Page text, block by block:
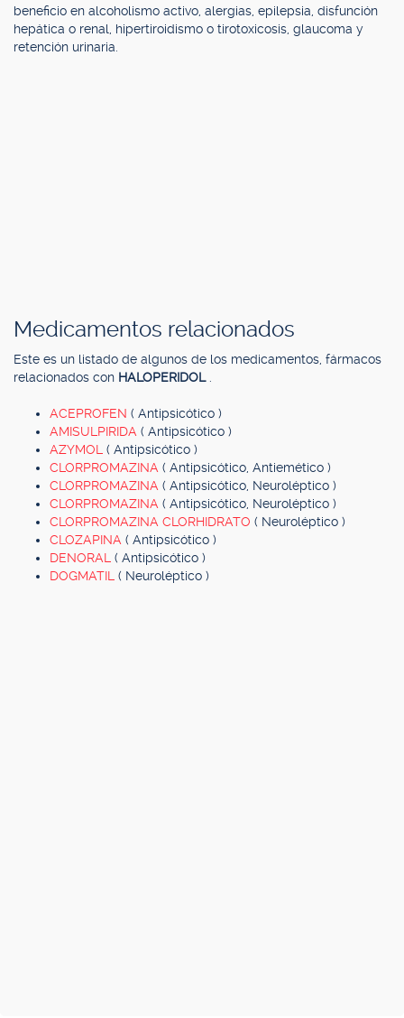
beneficio en alcoholismo activo, alergias, epilepsia, disfunción
hepática o renal, hipertiroidismo o tirotoxicosis, glaucoma y
retención urinaria.
Medicamentos relacionados
Este es un listado de algunos de los medicamentos, fármacos
relacionados con HALOPERIDOL
ACEPROFEN ( Antipsicótico )
AMISULPIRIDA ( Antipsicótico )
AZYMOL ( Antipsicótico )
CLORPROMAZINA ( Antipsicótico, Antiemético )
CLORPROMAZINA ( Antipsicótico, Neuroléptico )
CLORPROMAZINA ( Antipsicótico, Neuroléptico )
CLORPROMAZINA CLORHIDRATO ( Neuroléptico )
CLOZAPINA ( Antipsicótico )
DENORAL ( Antipsicótico )
DOGMATIL ( Neuroléptico )